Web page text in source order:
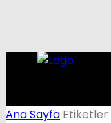
Ana Sayfa Etiketler